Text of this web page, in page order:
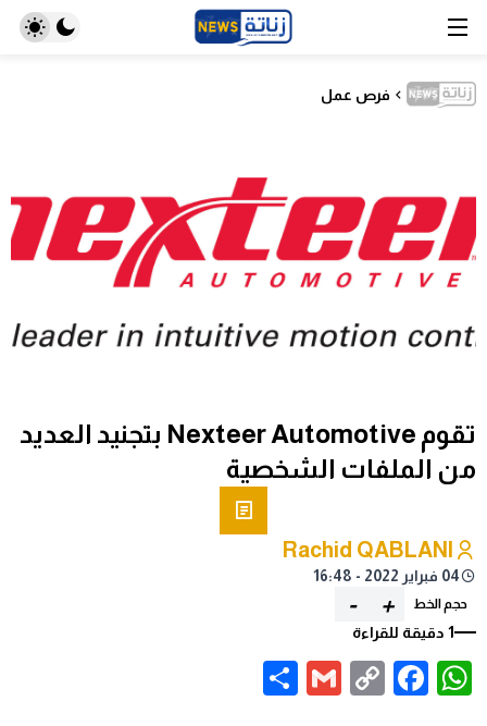
فرص عمل
تقوم Nexteer Automotive بتجنيد العديد
من الملفات الشخصية
Rachid QABLANI
04 فبراير 2022 - 16:48
حجم الخط +
-
1 دقيقة للقراءة
WhatsApp
Facebook
Copy
Gmail